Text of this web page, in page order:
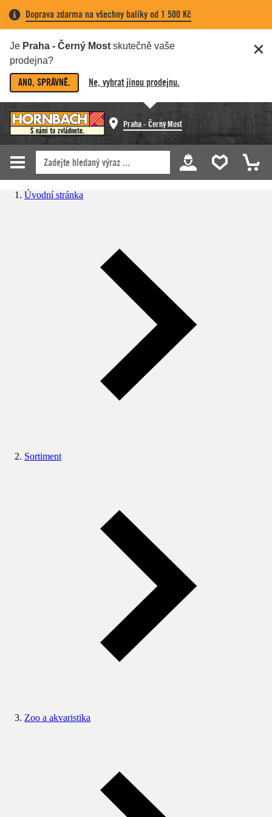
Doprava zdarma na všechny balíky od 1 500 Kč
Je Praha - Černý Most skutečně vaše
prodejna?
ANO, SPRÁVNĚ. Ne, vybrat jinou prodejnu.
Praha - Černý Most
Úvodní stránka
Sortiment
Zoo a akvaristika